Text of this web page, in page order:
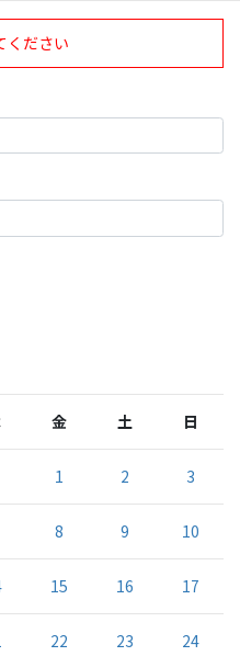
ください
金 土 日
1 2 3
8 9 10
15 16 17
22 23 24